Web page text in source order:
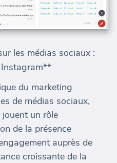
les médias sociaux :
du marketing
de médias sociaux,
un rôle
de la présence
auprès de
croissante de la